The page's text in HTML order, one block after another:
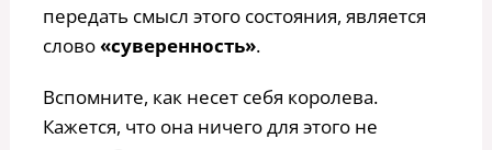
передать смысл этого состояния, является
слово«суверенность».
Вспомните, как несет себя королева.
Кажется, что она ничего для этого не